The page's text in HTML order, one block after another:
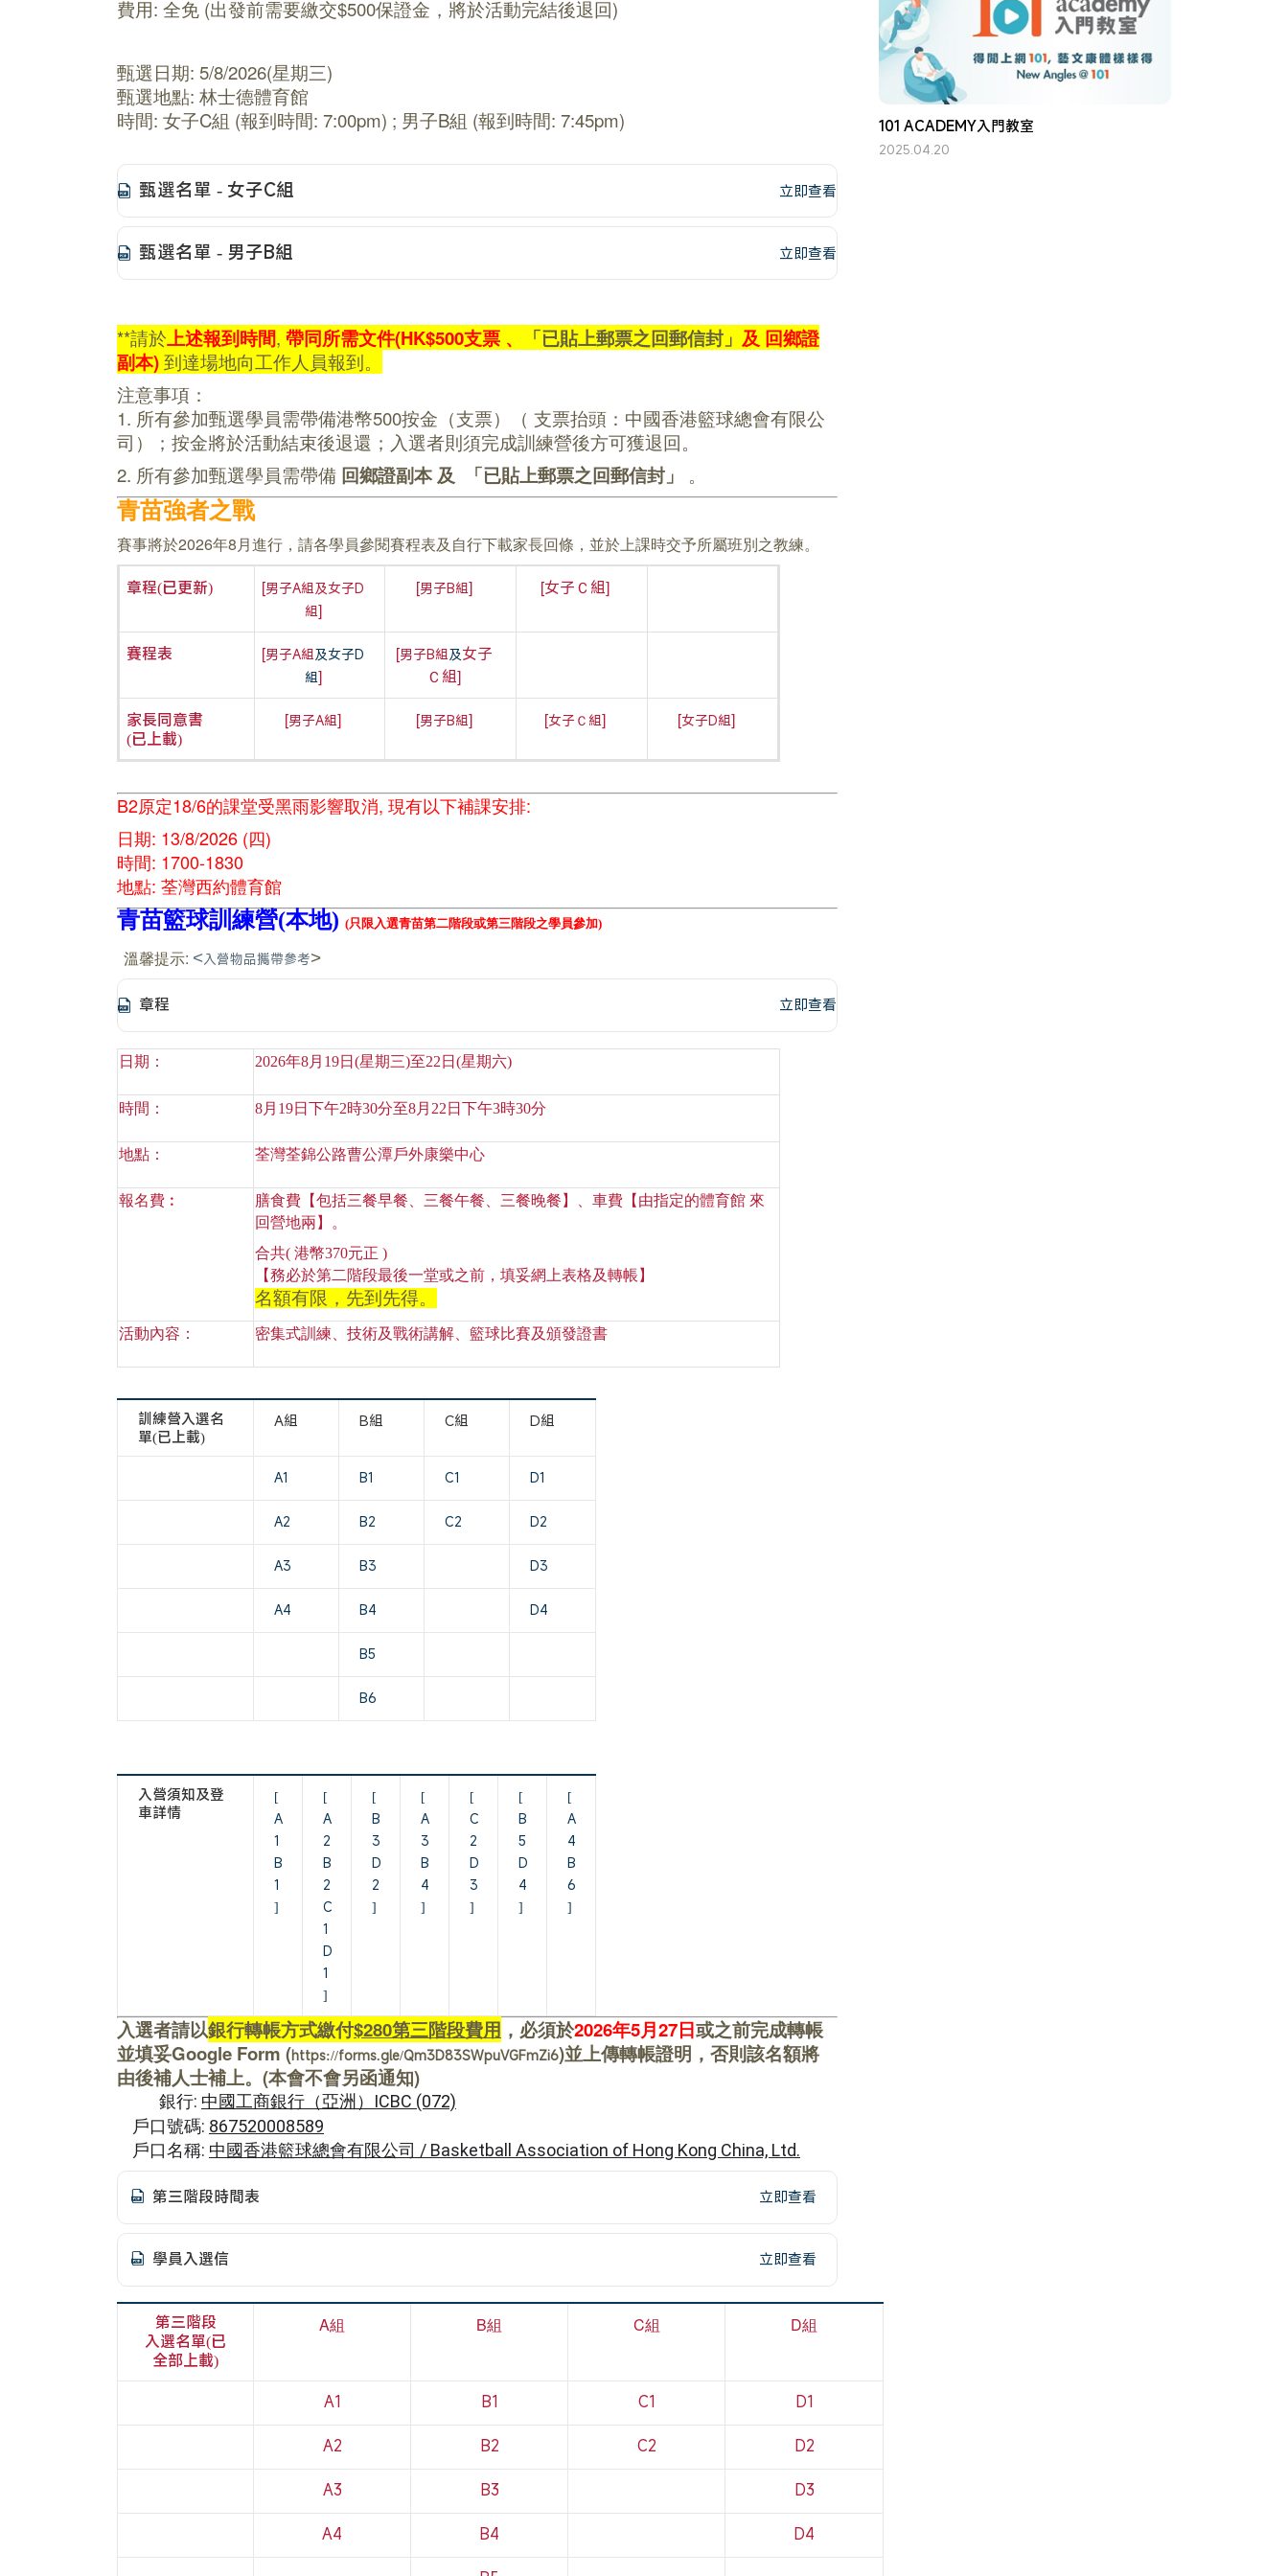
費用: 全免 (出發前需要繳交$500保證金，將於活動完結後退回)
甄選日期: 5/8/2026(星期三)
甄選地點: 林士德體育館
時間: 女子C組 (報到時間: 7:00pm) ; 男子B組 (報到時間: 7:45pm)
甄選名單 - 女子C組 立即查看
甄選名單 - 男子B組 立即查看
**請於上述報到時間, 帶同所需文件(HK$500支票 、 「已貼上郵票之回郵信封」 及 回鄉證
副本)到達場地向工作人員報到。
注意事項：
1. 所有參加甄選學員需帶備港幣500按金（支票）（ 支票抬頭：中國香港籃球總會有限公
司）；按金將於活動結束後退還；入選者則須完成訓練營後方可獲退回。
2. 所有參加甄選學員需帶備 回鄉證副本 及 「已貼上郵票之回郵信封」 。
青苗強者之戰
賽事將於2026年8月進行，請各學員參閱賽程表及自行下載家長回條，並於上課時交予所屬班別之教練。
章程(已更新) [男子A組及女子D
組]
[男子B組] [女子Ｃ組]
賽程表 [男子A組及女子D
組]
[男子B組及女子
Ｃ組]
家長同意書
(已上載)
[男子A組] [男子B組] [女子Ｃ組] [女子D組]
B2原定18/6的課堂受黑雨影響取消, 現有以下補課安排:
日期: 13/8/2026 (四)
時間: 1700-1830
地點: 荃灣西約體育館
青苗籃球訓練營(本地) (只限入選青苗第二階段或第三階段之學員參加)
溫馨提示: <入營物品攜帶參考>
章程 立即查看
日期： 2026年8月19日 (星期三)至22 日 (星期六)
時間： 8月 19日下午2時30分至8月 22 日下午3時30分
地點： 荃灣荃錦公路曹公潭戶外康樂中心
報名費︰
膳食費【包括三餐早餐、三餐午餐、三餐晚餐】、車費【由指定的體育館 來
回營地兩 】。
合共( 港幣370元正 )
【務必於第二階段最後一堂或之前 ，填妥網上表格及轉帳 】
名額有限，先到先得。
活動內容： 密集式訓練、技術及戰術講解、籃球比賽及頒發證書
訓練營入選名
單(已上載)
A組 B組 C組 D組
A1 B1 C1 D1
A2 B2 C2 D2
A3 B3 D3
A4 B4 D4
B5
B6
入營須知及登
車詳情
[
A
1
B
1
]
[
A
2
B
2
C
1
D
1
]
[
B
3
D
2
]
[
A
3
B
4
]
[
C
2
D
3
]
[
B
5
D
4
]
[
A
4
B
6
]
入選者請以銀行轉帳方式繳付$280第三階段費用 ，必須於2026年5月27日或之前完成轉帳
並填妥Google Form (https://forms.gle/Qm3D83SWpuVGFmZi6)並上傳轉帳證明 ，否則該名額將
由後補人士補上。(本會不會另函通知)
銀行: 中國工商銀行（亞洲）ICBC (072)
戶口號碼: 867520008589
戶口名稱: 中國香港籃球總會有限公司 / Basketball Association of Hong Kong China, Ltd.
第三階段時間表 立即查看
學員入選信 立即查看
第三階段
入選名單(已
全部上載)
A組 B組 C組 D組
A1 B1 C1 D1
A2 B2 C2 D2
A3 B3 D3
A4 B4 D4
101 ACADEMY入門教室
2025.04.20